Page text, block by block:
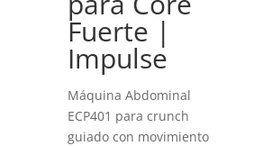
Fuerte |
Impulse
Máquina Abdominal
ECP401 para crunch
guiado con movimiento